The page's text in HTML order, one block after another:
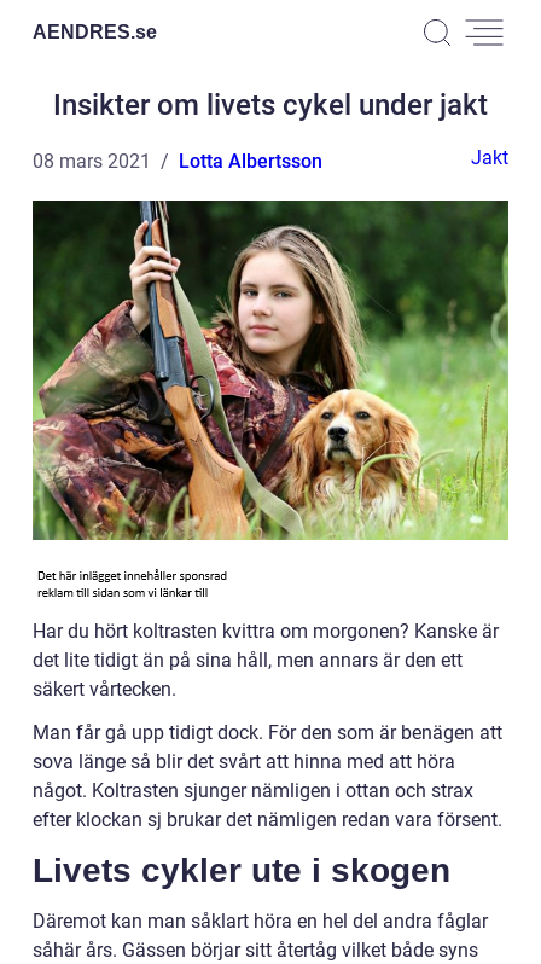
AENDRES.se
Insikter om livets cykel under jakt
08 mars 2021 Lotta Albertsson Jakt
Har du hört koltrasten kvittra om morgonen? Kanske är
det lite tidigt än på sina håll, men annars är den ett
säkert vårtecken.
Man får gå upp tidigt dock. För den som är benägen att
sova länge så blir det svårt att hinna med att höra
något. Koltrasten sjunger nämligen i ottan och strax
efter klockan sj brukar det nämligen redan vara försent.
Livets cykler ute i skogen
Däremot kan man såklart höra en hel del andra fåglar
såhär års. Gässen börjar sitt återtåg vilket både syns